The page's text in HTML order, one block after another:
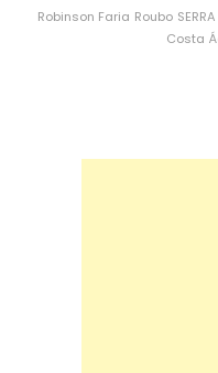
Robinson Faria Roubo
Costa